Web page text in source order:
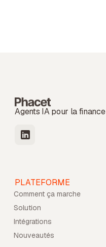
Agents IA pour la finance
PLATEFORME
Comment ça marche
Solution
Intégrations
Nouveautés